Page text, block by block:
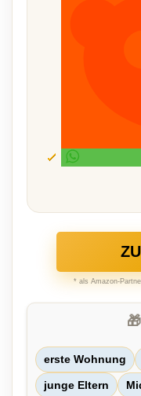
* als Amazon-
erste Wohnung
junge Eltern